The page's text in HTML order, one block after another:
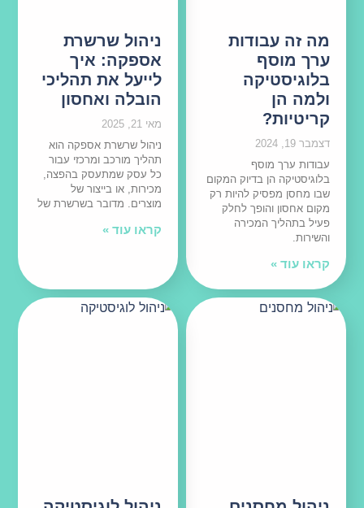
מה זה עבודות
ערך מוסף
בלוגיסטיקה
ולמה הן
קריטיות?
דצמבר 19, 2024
עבודות ערך מוסף
בלוגיסטיקה הן בדיוק המקום
שבו מחסן מפסיק להיות רק
מקום אחסון והופך לחלק
פעיל בתהליך המכירה
והשירות.
קראו עוד »
ניהול שרשרת
אספקה: איך
לייעל את תהליכי
הובלה ואחסון
מאי 21, 2025
ניהול שרשרת אספקה הוא
תהליך מורכב ומרכזי עבור
כל עסק שמתעסק בהפצה,
מכירות, או בייצור של
מוצרים. מדובר בשרשרת של
קראו עוד »